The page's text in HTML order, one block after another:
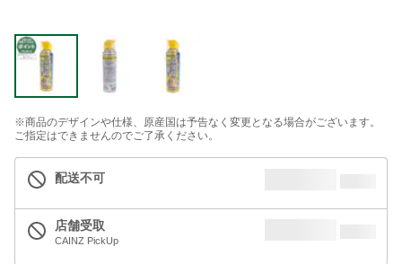
※商品のデザインや仕様、原産国は予告なく変更となる場合がございます。
ご指定はできませんのでご了承ください。
配送不可
店舗受取
CAINZ PickUp